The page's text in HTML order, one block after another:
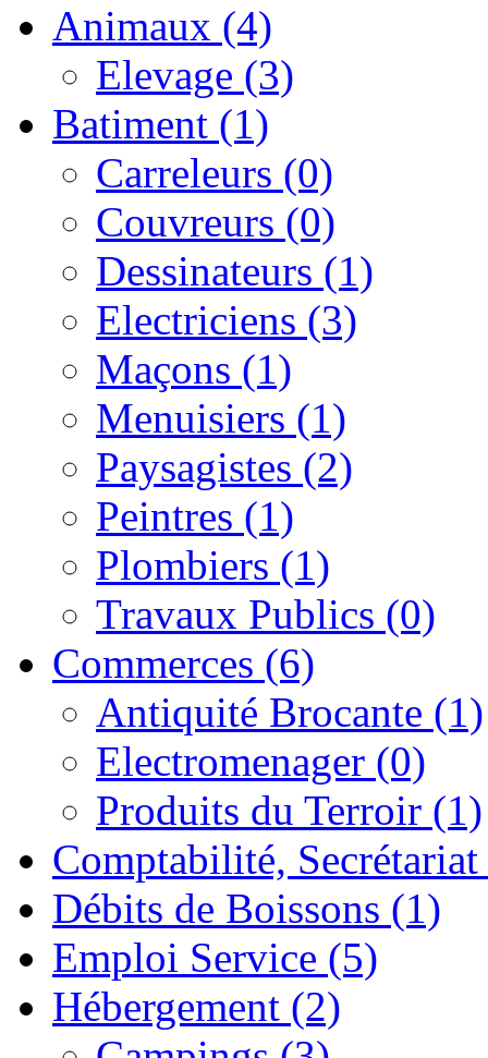
Animaux (4)
Elevage (3)
Batiment (1)
Carreleurs (0)
Couvreurs (0)
Dessinateurs (1)
Electriciens (3)
Maçons (1)
Menuisiers (1)
Paysagistes (2)
Peintres (1)
Plombiers (1)
Travaux Publics (0)
Commerces (6)
Antiquité Brocante (1)
Electromenager (0)
Produits du Terroir (1)
Comptabilité,
Débits de Boissons (1)
Emploi Service (5)
Hébergement (2)